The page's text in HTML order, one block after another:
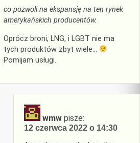
co pozwoli na ekspansję na ten rynek
amerykańskich producentów.
Oprócz broni, LNG, i LGBT nie ma
tych produktów zbyt wiele…
Pomijam usługi.
wmw pisze:
12 czerwca 2022 o 14:30